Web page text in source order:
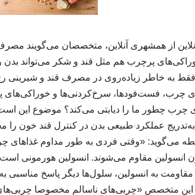
از همشهری آنلاین، متخصصان می‌گویند
فقط به خاطر زیاده‌روی در مصرف قند و
چرب، فست‌فودها، سرخ‌کردنی‌ها و خوراکی‌های
غذای چرب چطور ما را دیابتی می‌کند؟ موضوع
عملکرد طبیعی بدن در کنترل قند خون
می‌گوید: «وقتی فردی به‌ طور مداوم
انسولین مقاوم می‌شوند. انسولین هورمونی است
مقاومت به انسولین، سلول‌ها دیگر پاسخ مناسبی
این متخصص «چربی‌های ناسالم مخصوصا